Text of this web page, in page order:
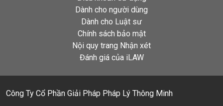
Dành cho người dùng
Dành cho Luật sư
Chính sách bảo mật
Nội quy trang Nhận xét
Đánh giá của iLAW
Công Ty Cổ Phần Giải Pháp Pháp Lý Thông Minh